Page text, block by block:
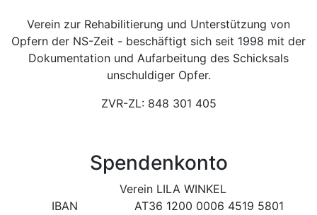
Verein zur Rehabilitierung und Unterstützung von
Opfern der NS-Zeit - beschäftigt sich seit 1998 mit der
Dokumentation und Aufarbeitung des Schicksals
unschuldiger Opfer.
ZVR-ZL: 848 301 405
Spendenkonto
Verein LILA WINKEL
IBAN
AT36 1200 0006 4519 5801